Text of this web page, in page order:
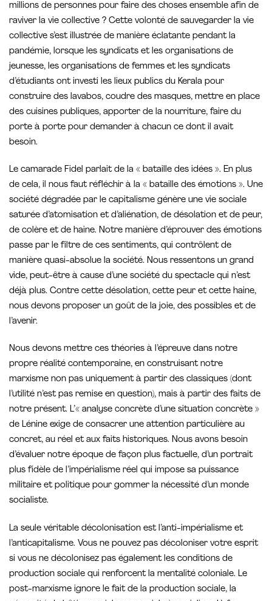
millions de personnes pour faire des choses ensemble afin de
raviver la vie collective ? Cette volonté de sauvegarder la vie
collective s’est illustrée de manière éclatante pendant la
pandémie, lorsque les syndicats et les organisations de
jeunesse, les organisations de femmes et les syndicats
d’étudiants ont investi les lieux publics du Kerala pour
construire des lavabos, coudre des masques, mettre en place
des cuisines publiques, apporter de la nourriture, faire du
porte à porte pour demander à chacun ce dont il avait
besoin.
Le camarade Fidel parlait de la « bataille des idées ». En plus
de cela, il nous faut réfléchir à la « bataille des émotions ». Une
société dégradée par le capitalisme génère une vie sociale
saturée d’atomisation et d’aliénation, de désolation et de peur,
de colère et de haine. Notre manière d’éprouver des émotions
passe par le filtre de ces sentiments, qui contrôlent de
manière quasi-absolue la société. Nous ressentons un grand
vide, peut-être à cause d’une société du spectacle qui n’est
déjà plus. Contre cette désolation, cette peur et cette haine,
nous devons proposer un goût de la joie, des possibles et de
l’avenir.
Nous devons mettre ces théories à l’épreuve dans notre
propre réalité contemporaine, en construisant notre
marxisme non pas uniquement à partir des classiques (dont
l’utilité n’est pas remise en question), mais à partir des faits de
notre présent. L’« analyse concrète d’une situation concrète »
de Lénine exige de consacrer une attention particulière au
concret, au réel et aux faits historiques. Nous avons besoin
d’évaluer notre époque de façon plus factuelle, d’un portrait
plus fidèle de l’impérialisme réel qui impose sa puissance
militaire et politique pour gommer la nécessité d’un monde
socialiste.
La seule véritable décolonisation est l’anti-impérialisme et
l’anticapitalisme. Vous ne pouvez pas décoloniser votre esprit
si vous ne décolonisez pas également les conditions de
production sociale qui renforcent la mentalité coloniale. Le
post-marxisme ignore le fait de la production sociale, la